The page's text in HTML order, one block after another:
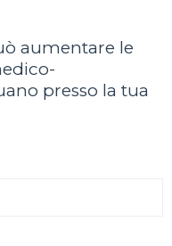
aumentare le
presso la tua